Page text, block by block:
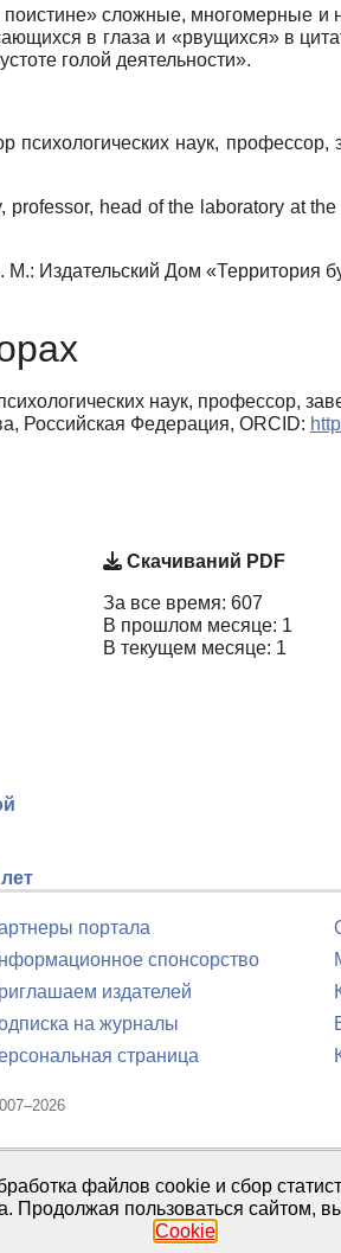
сложные, многомерные
в глаза и «рвущихся» в
голой деятельности».
психологических наук,
professor, head of the laboratory at
Издательский Дом «Территория
наук, профессор,
Российская Федерация, ORCID:
Скачиваний PDF
За все время: 607
В прошлом месяце: 1
В текущем месяце: 1
портала
спонсорство
издателей
на журналы
страница
14 июля 2016 г.
файлов cookie и сбор
Продолжая пользоваться сайтом,
Cookie.